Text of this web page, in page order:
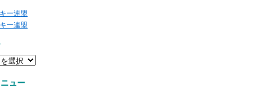
ー連盟
ー連盟
ュー